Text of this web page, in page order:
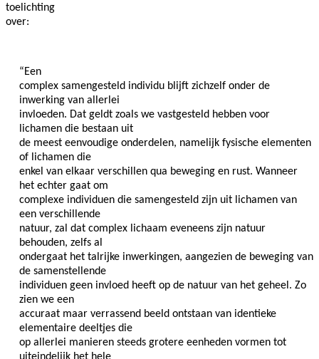
toelichting
over:
“Een
complex samengesteld individu blijft zichzelf onder de
inwerking van allerlei
invloeden. Dat geldt zoals we vastgesteld hebben voor
lichamen die bestaan uit
de meest eenvoudige onderdelen, namelijk fysische elementen
of lichamen die
enkel van elkaar verschillen qua beweging en rust. Wanneer
het echter gaat om
complexe individuen die samengesteld zijn uit lichamen van
een verschillende
natuur, zal dat complex lichaam eveneens zijn natuur
behouden, zelfs al
ondergaat het talrijke inwerkingen, aangezien de beweging van
de samenstellende
individuen geen invloed heeft op de natuur van het geheel. Zo
zien we een
accuraat maar verrassend beeld ontstaan van identieke
elementaire deeltjes die
op allerlei manieren steeds grotere eenheden vormen tot